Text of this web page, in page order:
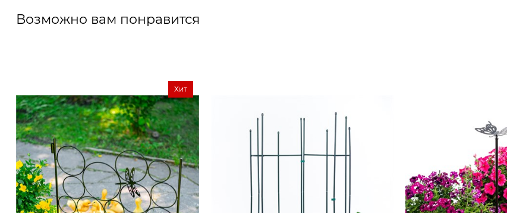
Возможно вам понравится
Хит